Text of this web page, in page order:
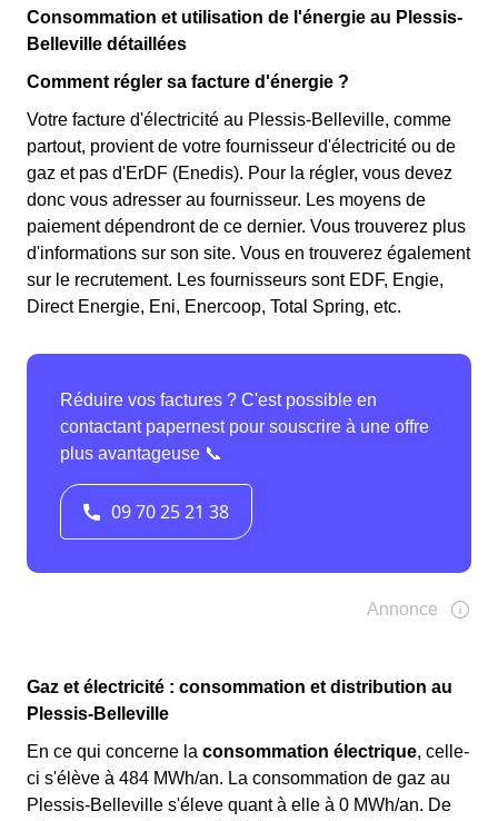
Consommation et utilisation de l'énergie au Plessis-
Belleville détaillées
Comment régler sa facture d'énergie ?
Votre facture d'électricité au Plessis-Belleville, comme
partout, provient de votre fournisseur d'électricité ou de
gaz et pas d'ErDF (Enedis). Pour la régler, vous devez
donc vous adresser au fournisseur. Les moyens de
paiement dépendront de ce dernier. Vous trouverez plus
d'informations sur son site. Vous en trouverez également
sur le recrutement. Les fournisseurs sont EDF, Engie,
Direct Energie, Eni, Enercoop, Total Spring, etc.
Gaz et électricité : consommation et distribution au
Plessis-Belleville
En ce qui concerne la consommation électrique, celle-
ci s'élève à 484 MWh/an. La consommation de gaz au
Plessis-Belleville s'éleve quant à elle à 0 MWh/an. De